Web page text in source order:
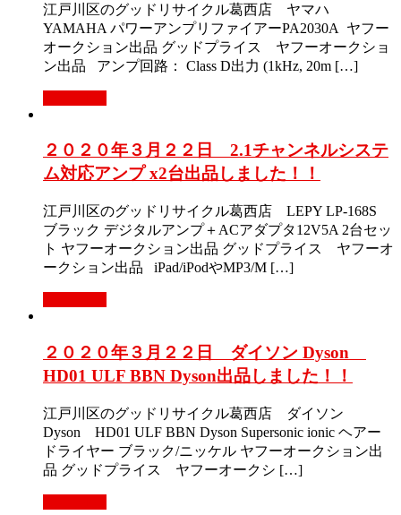
江戸川区のグッドリサイクル葛西店 ヤマハ
YAMAHA パワーアンプリファイアーPA2030A ヤフー
オークション出品 グッドプライス ヤフーオークショ
ン出品 アンプ回路： Class D出力 (1kHz, 20m […]
２０２０年３月２２日 2.1チャンネルシステ
ム対応アンプ x2台出品しました！！
江戸川区のグッドリサイクル葛西店 LEPY LP-168S
ブラック デジタルアンプ＋ACアダプタ12V5A 2台セッ
ト ヤフーオークション出品 グッドプライス ヤフーオ
ークション出品 iPad/iPodやMP3/M […]
２０２０年３月２２日 ダイソン Dyson
HD01 ULF BBN Dyson出品しました！！
江戸川区のグッドリサイクル葛西店 ダイソン
Dyson HD01 ULF BBN Dyson Supersonic ionic ヘアー
ドライヤー ブラック/ニッケル ヤフーオークション出
品 グッドプライス ヤフーオークシ […]